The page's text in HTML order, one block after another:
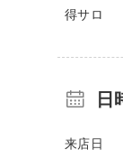
得サロ
日
来店日